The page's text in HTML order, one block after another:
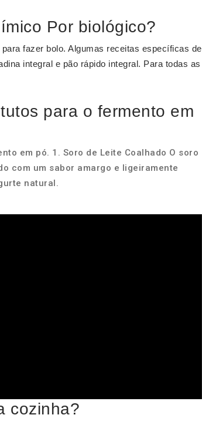
Por biológico?
fazer bolo. Algumas receitas específicas de
integral e pão rápido integral. Para todas as
para o fermento em
em pó. 1. Soro de Leite Coalhado O soro
com um sabor amargo e ligeiramente
natural.
cozinha?